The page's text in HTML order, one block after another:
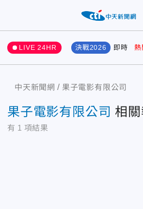
LIVE 24HR 決戰2026 即時 熱
中天新聞網 果子電影有限公司
果子電影有限公司 相
有 1 項結果